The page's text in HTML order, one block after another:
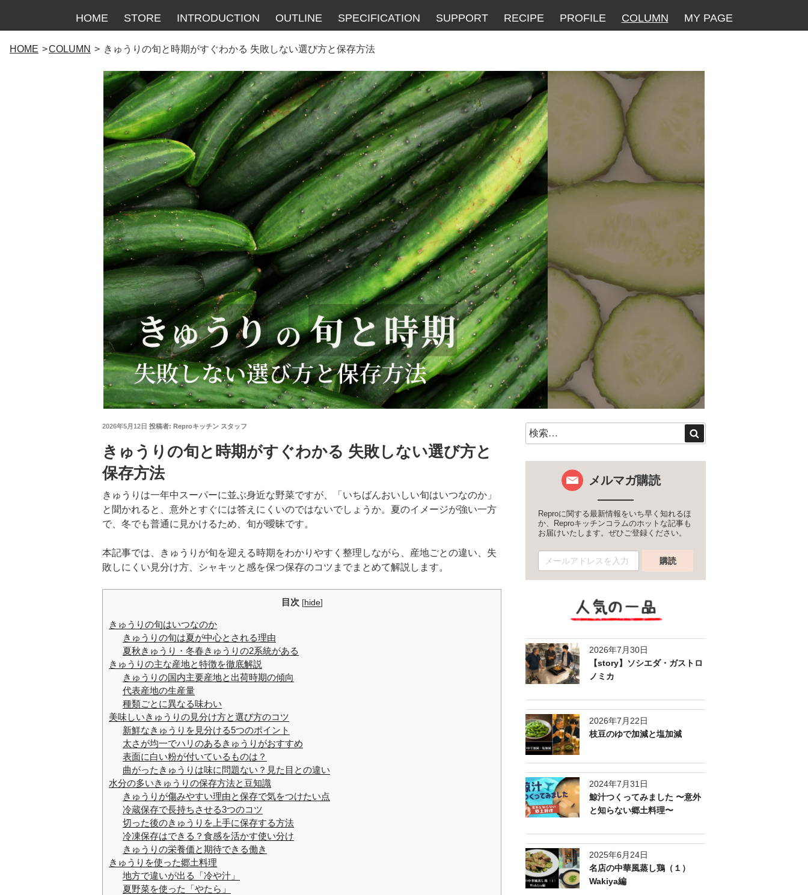
HOME STORE INTRODUCTION OUTLINE SPECIFICATION SUPPORT RECIPE PROFILE COLUMN MY PAGE
HOME COLUMN きゅうりの旬と時期がすぐわかる 失敗しない選び方と保存方法
投
日:
2026年5月12日 投稿者: Reproキッチン スタッフ
きゅうりの旬と時期がすぐわかる 失敗しない選び方と
保存方法
きゅうりは一年中スーパーに並ぶ身近な野菜ですが、「いちばんおいしい旬はいつなのか」
と聞かれると、意外とすぐには答えにくいのではないでしょうか。夏のイメージが強い一方
で、冬でも普通に見かけるため、旬が曖昧です。
本記事では、きゅうりが旬を迎える時期をわかりやすく整理しながら、産地ごとの違い、失
敗しにくい見分け方、シャキッと感を保つ保存のコツまでまとめて解説します。
目次 [hide]
きゅうりの旬はいつなのか
きゅうりの旬は夏が中心とされる理由
夏秋きゅうり・冬春きゅうりの2系統がある
きゅうりの主な産地と特徴を徹底解説
きゅうりの国内主要産地と出荷時期の傾向
代表産地の生産量
種類ごとに異なる味わい
美味しいきゅうりの見分け方と選び方のコツ
新鮮なきゅうりを見分ける5つのポイント
太さが均一でハリのあるきゅうりがおすすめ
表面に白い粉が付いているものは？
曲がったきゅうりは味に問題ない？見た目との違い
水分の多いきゅうりの保存方法と豆知識
きゅうりが傷みやすい理由と保存で気をつけたい点
冷蔵保存で長持ちさせる3つのコツ
切った後のきゅうりを上手に保存する方法
冷凍保存はできる？食感を活かす使い分け
きゅうりの栄養価と期待できる働き
きゅうりを使った郷土料理
地方で違いが出る「冷や汁」
夏野菜を使った「やたら」
検
索:
索
メルマガ購読
Reproに関する最新情報をいち早く知れるほ
か、Reproキッチンコラムのホットな記事も
お届けいたします。ぜひご登録ください。
人気の一品
2026年7月30日
【story】ソシエダ・ガストロ
ノミカ
2026年7月22日
枝豆のゆで加減と塩加減
2024年7月31日
鯨汁つくってみました 〜意外
と知らない郷土料理〜
2025年6月24日
名店の中華風蒸し鶏（１）
Wakiya編